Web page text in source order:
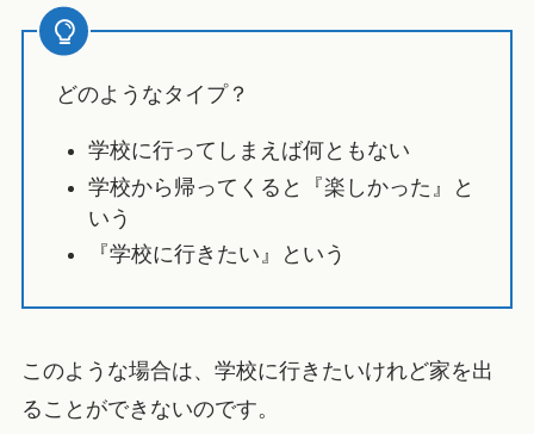
どのようなタイプ？
学校に行ってしまえば何ともない
学校から帰ってくると『楽しかった』と
いう
『学校に行きたい』という
このような場合は、学校に行きたいけれど家を出
ることができないのです。